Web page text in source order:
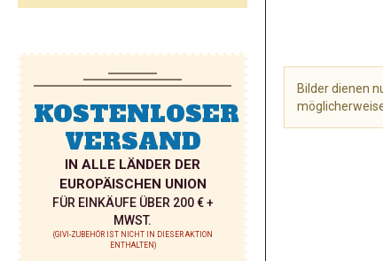
Bilder dienen
KOSTENLOSER
VERSAND
IN ALLE LÄNDER DER
EUROPÄISCHEN UNION
FÜR EINKÄUFE ÜBER 200 € +
MWST.
(GIVI-ZUBEHÖR IST NICHT IN DIESER AKTION
ENTHALTEN)